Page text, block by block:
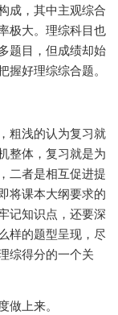
成，其中主观综合
极大。理综科目也
题目，但成绩却始
握好理综综合题。
粗浅的认为复习就
整体，复习就是为
二者是相互促进提
将课本大纲要求的
记知识点，还要深
样的题型呈现，尽
综得分的一个关
做上来。